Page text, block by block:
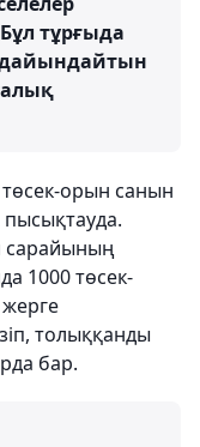
тұрғыда
орын санын
сарайының
1000 төсек-
толыққанды
бар.